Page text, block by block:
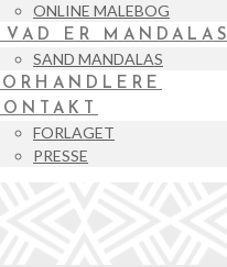
ONLINE MALEBOG
ER MANDALAS
SAND MANDALAS
FORLAGET
PRESSE